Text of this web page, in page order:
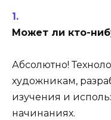
Может ли кто-
Абсолютно!
художникам,
изучения и
начинаниях.